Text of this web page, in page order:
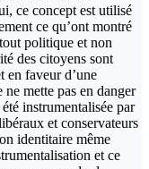
ce concept est utilisé
ce qu’ont montré
politique et non
des citoyens sont
en faveur d’une
mette pas en danger
instrumentalisée par
et conservateurs
identitaire même
et ce